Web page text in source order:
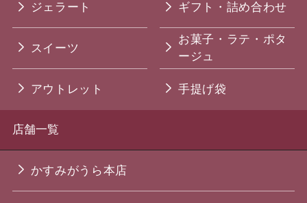
ジェラート ギフト・詰め合わせ
スイーツ
お菓子・ラテ・ポタ
ージュ
アウトレット 手提げ袋
店舗一覧
かすみがうら本店